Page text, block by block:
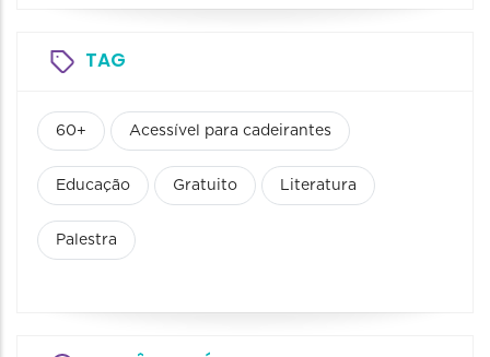
TAG
60+ Acessível para cadeirantes
Educação Gratuito Literatura
Palestra